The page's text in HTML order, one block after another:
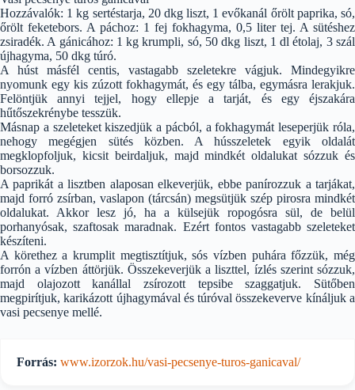
Hozzávalók: 1 kg sertéstarja, 20 dkg liszt, 1 evőkanál őrölt paprika, só,
őrölt feketebors. A páchoz: 1 fej fokhagyma, 0,5 liter tej. A sütéshez
zsiradék. A gánicához: 1 kg krumpli, só, 50 dkg liszt, 1 dl étolaj, 3 szál
újhagyma, 50 dkg túró.
A húst másfél centis, vastagabb szeletekre vágjuk. Mindegyikre
nyomunk egy kis zúzott fokhagymát, és egy tálba, egymásra lerakjuk.
Felöntjük annyi tejjel, hogy ellepje a tarját, és egy éjszakára
hűtőszekrénybe tesszük.
Másnap a szeleteket kiszedjük a pácból, a fokhagymát leseperjük róla,
nehogy megégjen sütés közben. A hússzeletek egyik oldalát
megklopfoljuk, kicsit beirdaljuk, majd mindkét oldalukat sózzuk és
borsozzuk.
A paprikát a lisztben alaposan elkeverjük, ebbe panírozzuk a tarjákat,
majd forró zsírban, vaslapon (tárcsán) megsütjük szép pirosra mindkét
oldalukat. Akkor lesz jó, ha a külsejük ropogósra sül, de belül
porhanyósak, szaftosak maradnak. Ezért fontos vastagabb szeleteket
készíteni.
A körethez a krumplit megtisztítjuk, sós vízben puhára főzzük, még
forrón a vízben áttörjük. Összekeverjük a liszttel, ízlés szerint sózzuk,
majd olajozott kanállal zsírozott tepsibe szaggatjuk. Sütőben
megpirítjuk, karikázott újhagymával és túróval összekeverve kínáljuk a
vasi pecsenye mellé.
Forrás: www.izorzok.hu/vasi-pecsenye-turos-ganicaval/